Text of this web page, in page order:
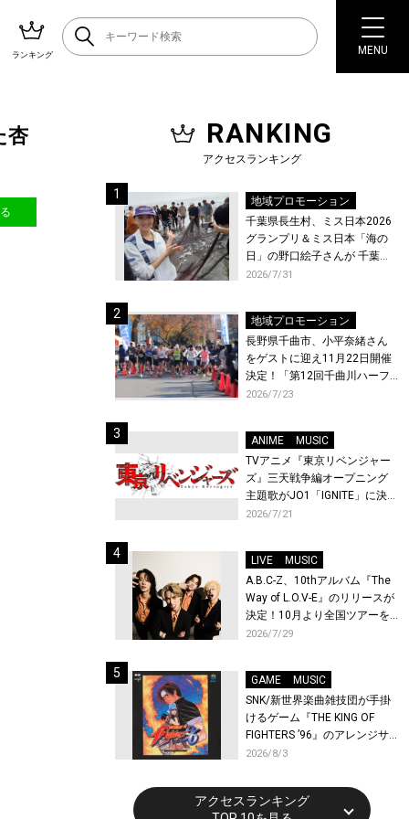
ランキング MENU
杏 RANKING
アクセスランキング
地域プロモーション
千葉県長生村、ミス日本2026
グランプリ＆ミス日本「海の
日」の野口絵子さんが 千葉県
唯一の村・長生村で地引網を
2026/7/31
地域プロモーション
長野県千曲市、小平奈緒さん
をゲストに迎え11月22日開催
決定！「第12回千曲川ハーフ
マラソン」エントリー受付開
2026/7/23
ANIME
MUSIC
TVアニメ『東京リベンジャー
ズ』三天戦争編オープニング
主題歌がJO1「IGNITE」に決
定！メンバー全員から喜びと
先行上映会を開催！
2026/7/21
LIVE
MUSIC
A.B.C-Z、10thアルバム『The
Way of L.O.V-E』のリリースが
決定！10月より全国ツアーを
開催！
2026/7/29
GAME
MUSIC
SNK/新世界楽曲雑技団が手掛
けるゲーム『THE KING OF
FIGHTERS ’96』のアレンジサ
ウンドトラックが配信開始！
2026/8/3
アクセスランキング